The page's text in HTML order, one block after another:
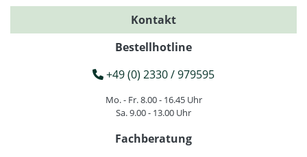
Kontakt
Bestellhotline
+49 (0) 2330 / 979595
Mo. - Fr. 8.00 - 16.45 Uhr
Sa. 9.00 - 13.00 Uhr
Fachberatung